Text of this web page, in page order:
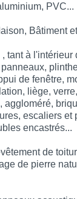
PVC...
Bâtiment
tant à l'intérieur
panneaux,
de fenêtre,
liège,
aggloméré,
escaliers et
encastrés...
de
de pierre